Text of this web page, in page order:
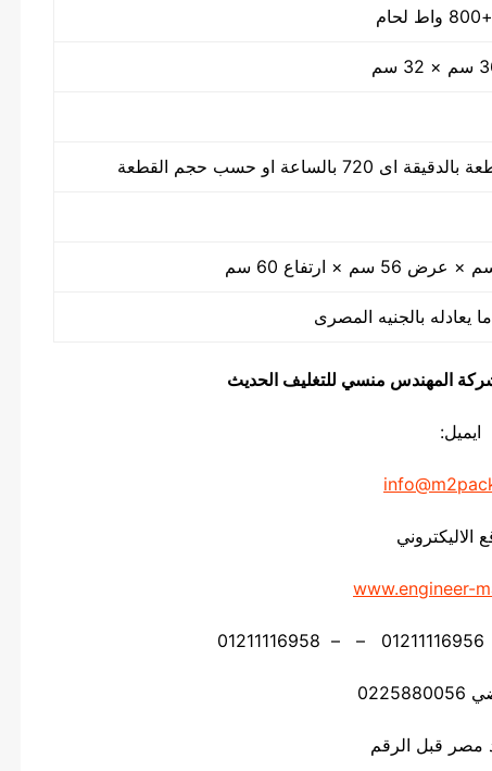
يعادله بالجنيه المصرى
شركة المهندس منسي للتغليف الحديث
ايميل:
الاليكتروني
www.engineer-